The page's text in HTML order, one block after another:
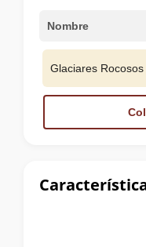
Nombre
Glaciares Rocosos